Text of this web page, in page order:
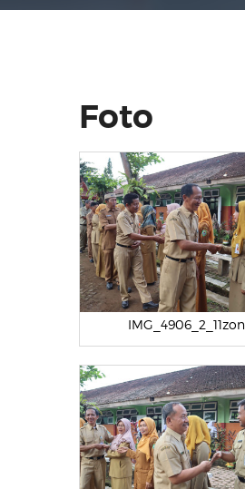
Foto
IMG_4906_2_11zon